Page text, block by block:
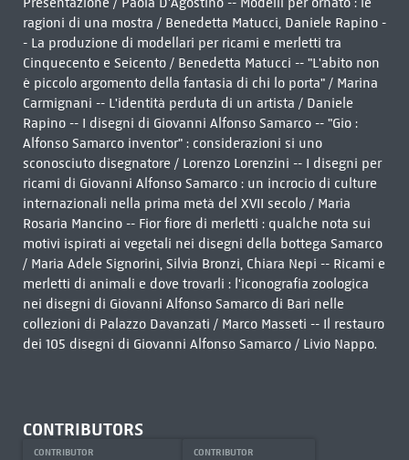
ragioni di una mostra / Benedetta Matucci, Daniele Rapino -
- La produzione di modellari per ricami e merletti tra
Cinquecento e Seicento / Benedetta Matucci -- "L'abito non
è piccolo argomento della fantasia di chi lo porta" / Marina
Carmignani -- L'identità perduta di un artista / Daniele
Rapino -- I disegni di Giovanni Alfonso Samarco -- "Gio :
Alfonso Samarco inventor" : considerazioni si uno
sconosciuto disegnatore / Lorenzo Lorenzini -- I disegni per
ricami di Giovanni Alfonso Samarco : un incrocio di culture
internazionali nella prima metà del XVII secolo / Maria
Rosaria Mancino -- Fior fiore di merletti : qualche nota sui
motivi ispirati ai vegetali nei disegni della bottega Samarco
/ Maria Adele Signorini, Silvia Bronzi, Chiara Nepi -- Ricami e
merletti di animali e dove trovarli : l'iconografia zoologica
nei disegni di Giovanni Alfonso Samarco di Bari nelle
collezioni di Palazzo Davanzati / Marco Masseti -- Il restauro
dei 105 disegni di Giovanni Alfonso Samarco / Livio Nappo.
CONTRIBUTORS
CONTRIBUTOR CONTRIBUTOR